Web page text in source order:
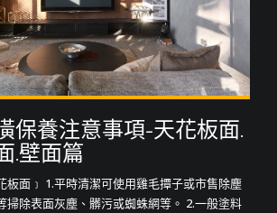
保養注意事項-天花板面.
.壁面篇
板面﹞ 1.平時清潔可使用雞毛撢子或市售除塵
掃除表面灰塵、髒污或蜘蛛網等。 2.一般塗料